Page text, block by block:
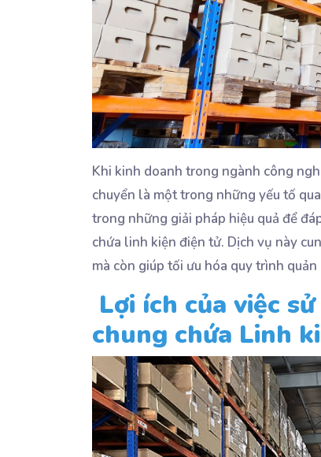
Khi kinh doanh trong ngành công
chuyển là một trong những yếu tố
trong những giải pháp hiệu quả để
chứa linh kiện điện tử. Dịch vụ này
mà còn giúp tối ưu hóa quy trình
Lợi ích của việc
chung chứa Linh